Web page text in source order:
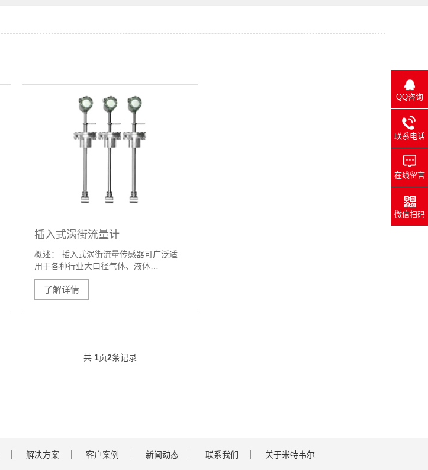
插入式涡街流量计
概述： 插入式涡街流量传感器可广泛适
用于各种行业大口径气体、液体…
了解详情
共 1页2条记录
解决方案 客户案例 新闻动态 联系我们 关于米特韦尔
QQ咨询
联系电话
在线留言
微信扫码